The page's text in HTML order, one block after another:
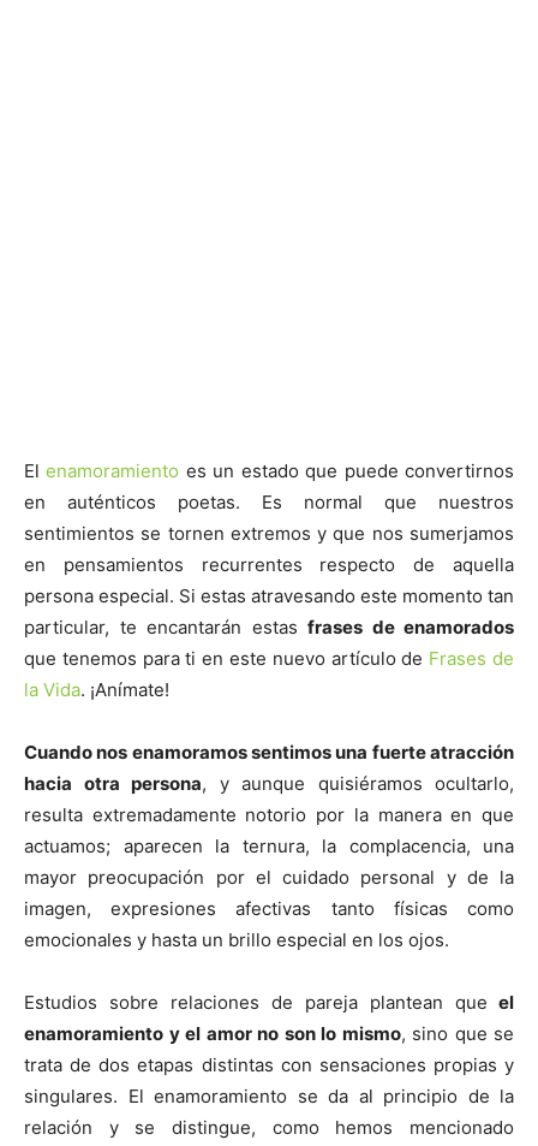
Elenamoramiento es un estado que puede convertirnos
en auténticos poetas. Es normal que nuestros
sentimientos se tornen extremos y que nos sumerjamos
en pensamientos recurrentes respecto de aquella
persona especial. Si estas atravesando este momento tan
particular, te encantarán estas frases de enamorados
que tenemos para ti en este nuevo artículo de Frases de
la Vida. ¡Anímate!
Cuando nos enamoramos sentimos una fuerte atracción
hacia otra persona, y aunque quisiéramos ocultarlo,
resulta extremadamente notorio por la manera en que
actuamos; aparecen la ternura, la complacencia, una
mayor preocupación por el cuidado personal y de la
imagen, expresiones afectivas tanto físicas como
emocionales y hasta un brillo especial en los ojos.
Estudios sobre relaciones de pareja plantean que el
enamoramiento y el amor no son lo mismo, sino que se
trata de dos etapas distintas con sensaciones propias y
singulares. El enamoramiento se da al principio de la
relación y se distingue, como hemos mencionado